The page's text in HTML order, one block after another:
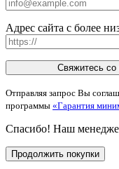
Адрес сайта с более
Свяжитесь со
Отправляя запрос Вы
программы «Гарантия
Спасибо! Наш
Продолжить покупки